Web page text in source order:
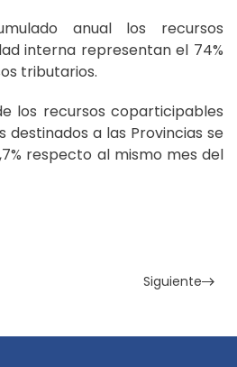
anual los recursos
interna representan el 74%
tributarios.
los recursos coparticipables
destinados a las Provincias se
respecto al mismo mes del
Siguiente